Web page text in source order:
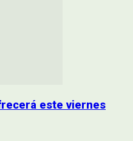
este viernes